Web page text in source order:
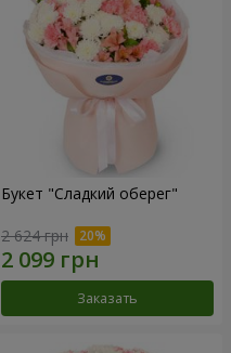
Букет "Сладкий оберег"
2 624 грн
Заказать